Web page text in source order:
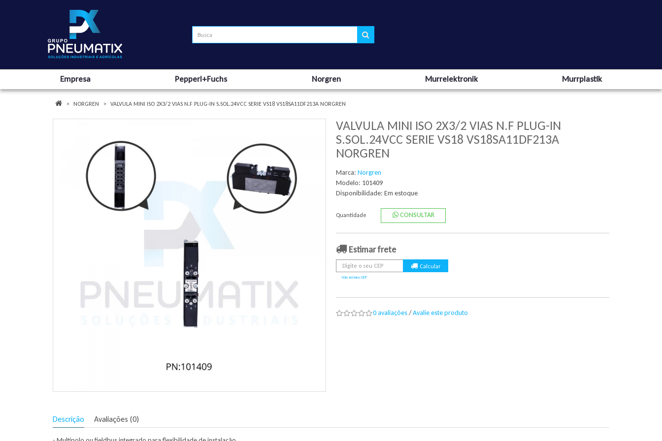
Empresa Pepperl+Fuchs Norgren Murrelektronik Murrplastik
NORGREN VALVULA MINI ISO 2X3/2 VIAS N.F PLUG-IN S.SOL.24VCC SERIE VS18 VS18SA11DF213A NORGREN
VALVULA MINI ISO 2X3/2 VIAS N.F PLUG-IN
S.SOL.24VCC SERIE VS18 VS18SA11DF213A
NORGREN
Marca: Norgren
Modelo: 101409
Disponibilidade: Em estoque
Quantidade CONSULTAR
Estimar frete
Não sei meu CEP
0 avaliações/Avalie este produto
Descrição Avaliações (0)